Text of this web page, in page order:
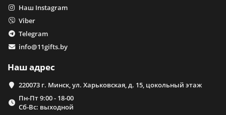
Наш Instagram
Viber
Telegram
info@11gifts.by
Наш адрес
220073 г. Минск, ул. Харьковская, д. 15, цокольный этаж
Пн-Пт 9:00 - 18-00
Сб-Вс: выходной